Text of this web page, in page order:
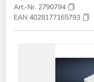
Art.-Nr. 2790794
EAN 4028177165793